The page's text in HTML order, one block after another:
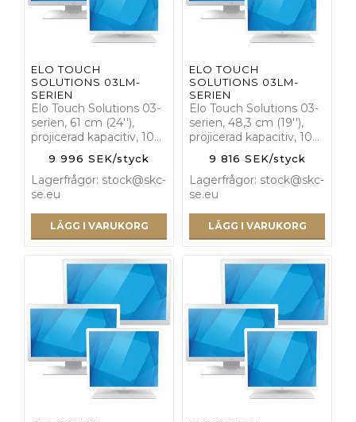
ELO TOUCH
SOLUTIONS 03LM-
SERIEN
Elo Touch Solutions 03-
serien, 61 cm (24''),
projicerad kapacitiv, 10…
9 996 SEK/styck
Lagerfrågor: stock@skc-
se.eu
LÄGG I VARUKORG
ELO TOUCH
SOLUTIONS 03LM-
SERIEN
Elo Touch Solutions 03-
serien, 48,3 cm (19''),
projicerad kapacitiv, 10…
9 816 SEK/styck
Lagerfrågor: stock@skc-
se.eu
LÄGG I VARUKORG